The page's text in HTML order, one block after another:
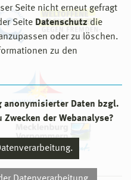
Seite nicht erneut gefragt
Seite Datenschutz die
oder zu löschen.
zu den
anonymisierter Daten bzgl.
der Webanalyse?